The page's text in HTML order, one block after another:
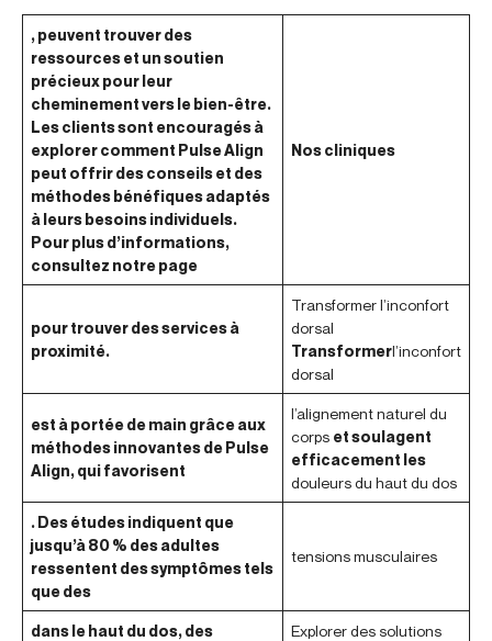
, peuvent trouver des
ressources et un soutien
précieux pour leur
cheminement vers le bien-être.
Les clients sont encouragés à
explorer comment Pulse Align
peut offrir des conseils et des
méthodes bénéfiques adaptés
à leurs besoins individuels.
Pour plus d’informations,
consultez notre page
Nos cliniques
pour trouver des services à
proximité.
Transformer l’inconfort
dorsal
Transformerl’inconfort
dorsal
est à portée de main grâce aux
méthodes innovantes de Pulse
Align, qui favorisent
l’alignement naturel du
corps et soulagent
efficacement les
douleurs du haut du dos
. Des études indiquent que
jusqu’à 80 % des adultes
ressentent des symptômes tels
que des
tensions musculaires
dans le haut du dos, des
Explorer des solutions